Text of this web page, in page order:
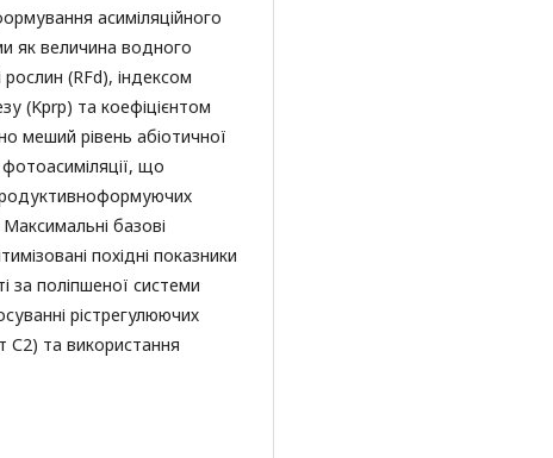
асиміляційного
як величина водного
(RFd), індексом
(Kprp) та коефіцієнтом
меший рівень абіотичної
що
базові
похідні показники
за поліпшеної системи
рістрегулюючих
С2) та використання